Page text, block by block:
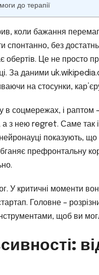
до терапії
коли бажання
спонтанно, без
обертів. Це не просто
За даними
на стосунки,
в соцмережах, і
з нею regret. Саме так
показують, що
префронтальну
У критичні моменти
Головне –
щоб ви